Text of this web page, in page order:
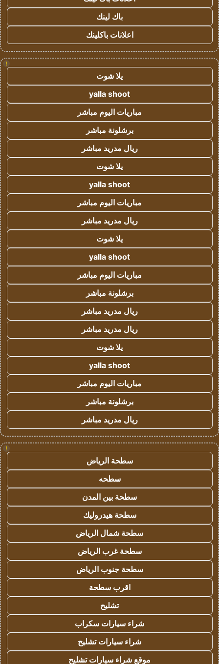
باك لينك
اعلانات باكلينك
!
يلا شوت
yalla shoot
مباريات اليوم مباشر
برشلونة مباشر
ريال مدريد مباشر
يلا شوت
yalla shoot
مباريات اليوم مباشر
ريال مدريد مباشر
يلا شوت
yalla shoot
مباريات اليوم مباشر
برشلونة مباشر
ريال مدريد مباشر
ريال مدريد مباشر
يلا شوت
yalla shoot
مباريات اليوم مباشر
برشلونة مباشر
ريال مدريد مباشر
!
سطحة الرياض
سطحه
سطحة بين المدن
سطحة هيدروليك
سطحة شمال الرياض
سطحة غرب الرياض
سطحة جنوب الرياض
اقرب سطحة
تشليح
شراء سيارات سكراب
شراء سيارات تشليح
موقع شراء سيارات تشليح